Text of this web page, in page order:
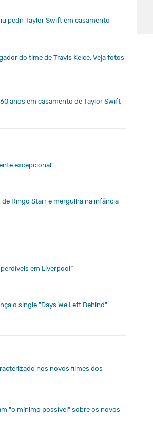
pedir Taylor Swift em casamento
do time de Travis Kelce. Veja fotos
anos em casamento de Taylor Swift
excepcional"
Ringo Starr e mergulha na infância
em Liverpool”
o single "Days We Left Behind"
nos novos filmes dos
"o mínimo possível” sobre os novos